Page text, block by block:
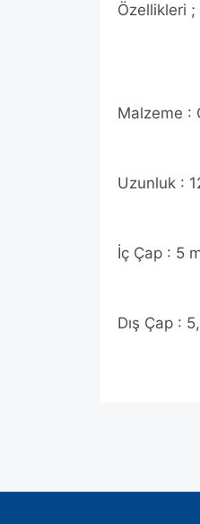
Özellikleri ;
Malzeme :
Uzunluk :
İç Çap : 5
Dış Çap :
Ürün